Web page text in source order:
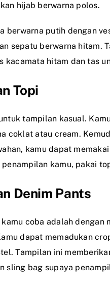
hijab berwarna polos.
berwarna putih dengan
sepatu berwarna hitam.
kacamata hitam dan tas
Topi
tampilan kasual.
coklat atau cream.
kamu dapat
kamu, pakai
Denim Pants
coba adalah dengan
dapat memadukan
Tampilan ini
sling bag supaya